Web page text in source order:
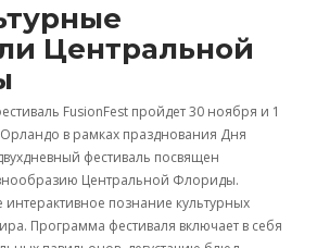
Центральной
FusionFest пройдет 30 ноября и 1
Орландо в рамках празднования Дня
фестиваль посвящен
Центральной Флориды.
интерактивное познание культурных
Программа фестиваля включает в себя